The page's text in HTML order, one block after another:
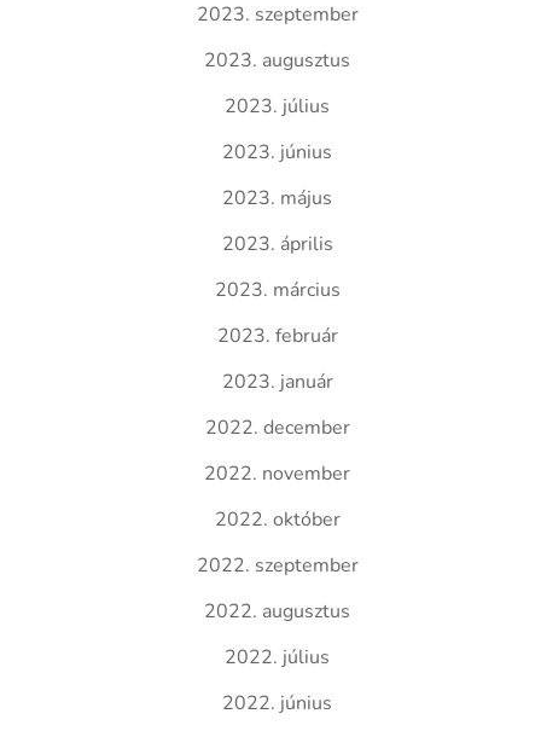
2023. szeptember
2023. augusztus
2023. július
2023. június
2023. május
2023. április
2023. március
2023. február
2023. január
2022. december
2022. november
2022. október
2022. szeptember
2022. augusztus
2022. július
2022. június